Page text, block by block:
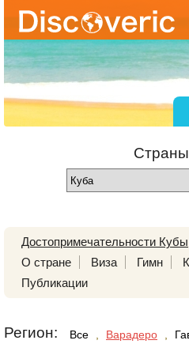
Достопримечательности Кубы
О стране
Виза Гимн
Публикации
Регион: Все Варадеро